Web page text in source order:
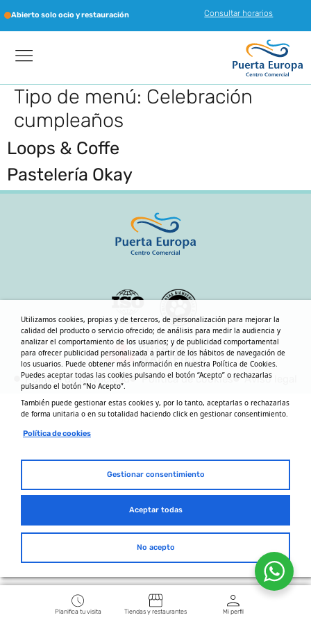
Abierto solo ocio y restauración Consultar horarios
Tipo de menú: Celebración
cumpleaños
Loops & Coffe
Pastelería Okay
Política de privacidad Política de cookies Aviso legal
Planifica tu visita Tiendas y restaurantes Mi perfil
Utilizamos cookies, propias y de terceros, de personalización para mejorar la
calidad del producto o servicio ofrecido; de análisis para medir la audiencia y
analizar el comportamiento de los usuarios; y de publicidad comportamental
para ofrecer publicidad personalizada a partir de los hábitos de navegación de
los usuarios. Puede obtener más información en nuestra Política de Cookies.
Puedes aceptar todas las cookies pulsando el botón “Acepto” o rechazarlas
pulsando el botón “No Acepto”.
También puede gestionar estas cookies y, por lo tanto, aceptarlas o rechazarlas
de forma unitaria o en su totalidad haciendo click en gestionar consentimiento.
Política de cookies
Gestionar consentimiento
Aceptar todas
No acepto